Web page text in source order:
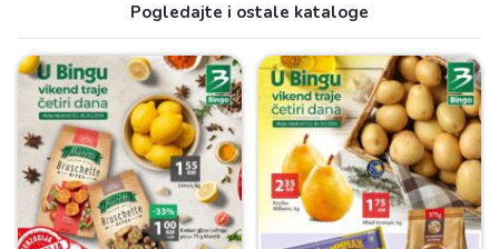
Pogledajte i ostale kataloge